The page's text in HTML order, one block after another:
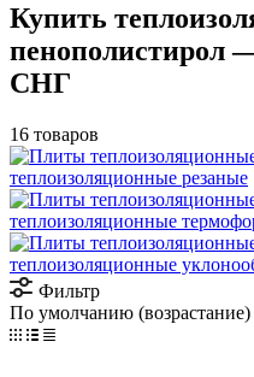
Купить
пенополистирол
СНГ
16 товаров
теплоизоляционные резаные
теплоизоляционные
теплоизоляционные
Фильтр
По умолчанию (возрастание)